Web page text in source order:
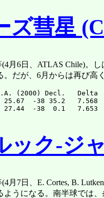
ズ彗星
(4月6日、ATLAS Chile)。
。だが、6月からは再び高
(2000) Decl.
25.67  -38 35.2
ック-ジ
月7日、E. Cortes, B.
ようになる。南半球では